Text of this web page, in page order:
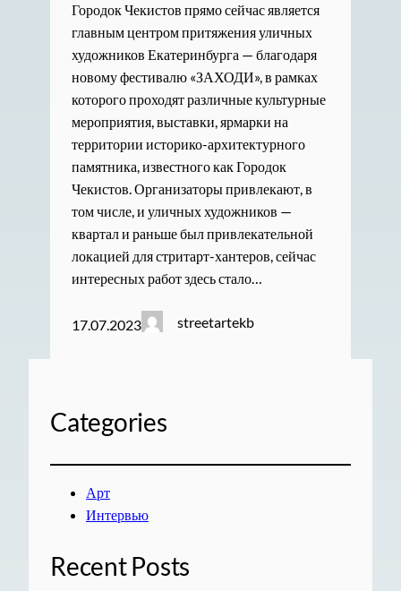
Городок Чекистов прямо сейчас является
главным центром притяжения уличных
художников Екатеринбурга — благодаря
новому фестивалю «ЗАХОДИ», в рамках
которого проходят различные культурные
мероприятия, выставки, ярмарки на
территории историко-архитектурного
памятника, известного как Городок
Чекистов. Организаторы привлекают, в
том числе, и уличных художников —
квартал и раньше был привлекательной
локацией для стритарт-хантеров, сейчас
интересных работ здесь стало…
17.07.2023 streetartekb
Categories
Арт
Интервью
Recent Posts